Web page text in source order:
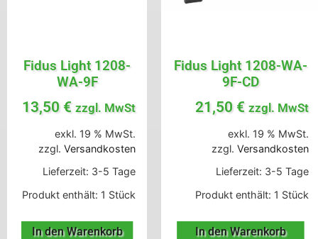
Fidus Light 1208-
WA-9F
13,50 € zzgl. MwSt
exkl. 19 % MwSt.
zzgl. Versandkosten
Lieferzeit: 3-5 Tage
Produkt enthält: 1 Stück
In den Warenkorb
Fidus Light 1208-WA-
9F-CD
21,50 € zzgl. MwSt
exkl. 19 % MwSt.
zzgl. Versandkosten
Lieferzeit: 3-5 Tage
Produkt enthält: 1 Stück
In den Warenkorb